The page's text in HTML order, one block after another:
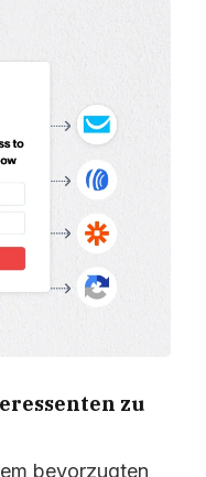
zu
bevorzugten